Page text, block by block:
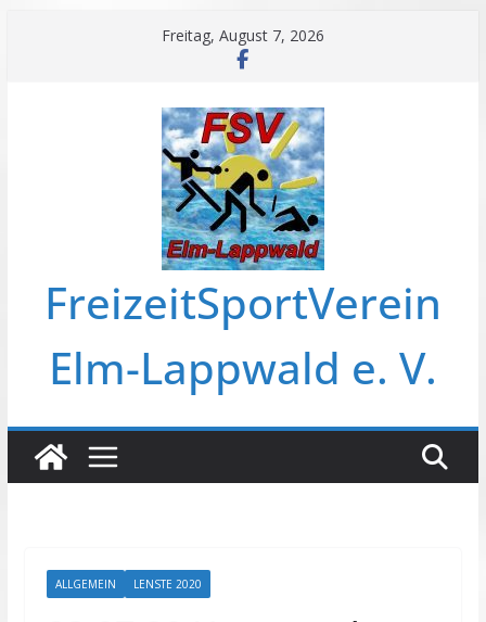
Freitag, August 7, 2026
FreizeitSportVerein
Elm-Lappwald e. V.
ALLGEMEIN LENSTE 2020